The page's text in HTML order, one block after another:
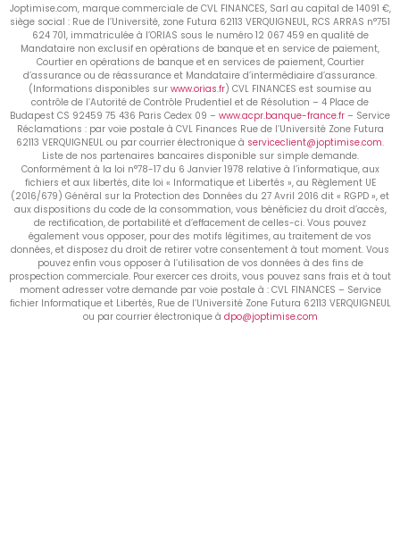
Joptimise.com, marque commerciale de CVL FINANCES, Sarl au capital de 14091 €,
siège social : Rue de l’Université, zone Futura 62113 VERQUIGNEUL, RCS ARRAS n°751
624 701, immatriculée à l’ORIAS sous le numéro 12 067 459 en qualité de
Mandataire non exclusif en opérations de banque et en service de paiement,
Courtier en opérations de banque et en services de paiement, Courtier
d’assurance ou de réassurance et Mandataire d’intermédiaire d’assurance.
(Informations disponibles sur www.orias.fr) CVL FINANCES est soumise au
contrôle de l’Autorité de Contrôle Prudentiel et de Résolution – 4 Place de
Budapest CS 92459 75 436 Paris Cedex 09 – www.acpr.banque-france.fr – Service
Réclamations : par voie postale à CVL Finances Rue de l’Université Zone Futura
62113 VERQUIGNEUL ou par courrier électronique à serviceclient@joptimise.com.
Liste de nos partenaires bancaires disponible sur simple demande.
Conformément à la loi n°78-17 du 6 Janvier 1978 relative à l’informatique, aux
fichiers et aux libertés, dite loi « Informatique et Libertés », au Règlement UE
(2016/679) Général sur la Protection des Données du 27 Avril 2016 dit « RGPD », et
aux dispositions du code de la consommation, vous bénéficiez du droit d’accès,
de rectification, de portabilité et d’effacement de celles-ci. Vous pouvez
également vous opposer, pour des motifs légitimes, au traitement de vos
données, et disposez du droit de retirer votre consentement à tout moment. Vous
pouvez enfin vous opposer à l’utilisation de vos données à des fins de
prospection commerciale. Pour exercer ces droits, vous pouvez sans frais et à tout
moment adresser votre demande par voie postale à : CVL FINANCES – Service
fichier Informatique et Libertés, Rue de l’Université Zone Futura 62113 VERQUIGNEUL
ou par courrier électronique à dpo@joptimise.com